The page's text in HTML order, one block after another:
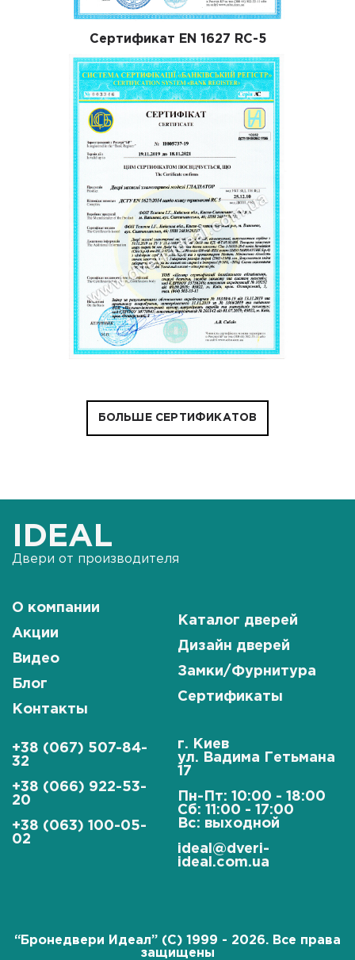
Сертификат EN 1627 RC-5
БОЛЬШЕ СЕРТИФИКАТОВ
IDEAL
Двери от производителя
О компании
Акции
Видео
Блог
Контакты
Каталог дверей
Дизайн дверей
Замки/Фурнитура
Сертификаты
+38 (067) 507-84-
32
+38 (066) 922-53-
20
+38 (063) 100-05-
02
г. Киев
ул. Вадима Гетьмана
17
Пн-Пт: 10:00 - 18:00
Сб: 11:00 - 17:00
Вс: выходной
ideal@dveri-
ideal.com.ua
“Бронедвери Идеал” (C) 1999 - 2026. Все права
защищены